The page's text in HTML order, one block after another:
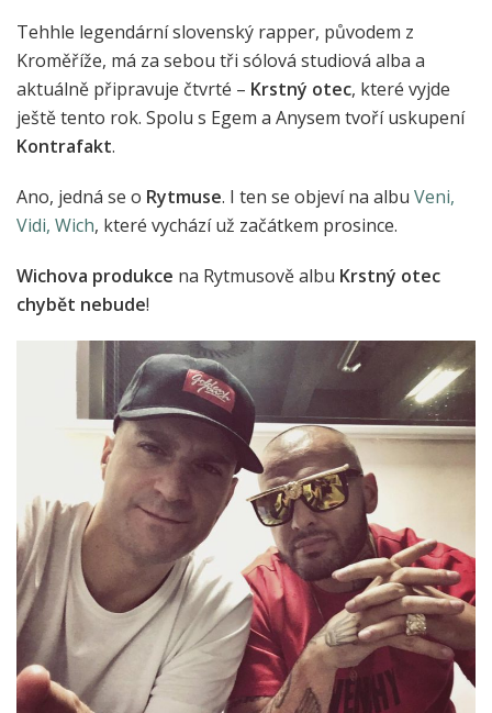
Tehhle legendární slovenský rapper, původem z
Kroměříže, má za sebou tři sólová studiová alba a
aktuálně připravuje čtvrté – Krstný otec, které vyjde
ještě tento rok. Spolu s Egem a Anysem tvoří uskupení
Kontrafakt.
Ano, jedná se o Rytmuse. I ten se objeví na albu Veni,
Vidi, Wich, které vychází už začátkem prosince.
Wichova produkce na Rytmusově albu Krstný otec
chybět nebude!